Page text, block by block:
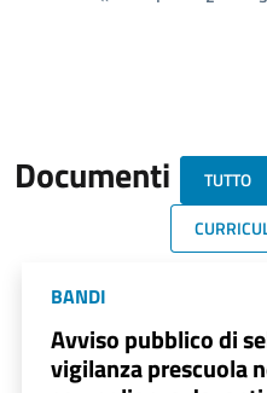
Documenti TUTTO
BANDI
Avviso pubblico di
vigilanza prescuola